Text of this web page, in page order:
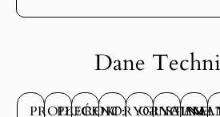
Dane
PRODUCENT:
PŁEĆ:ROKORYGINALNE
STAN